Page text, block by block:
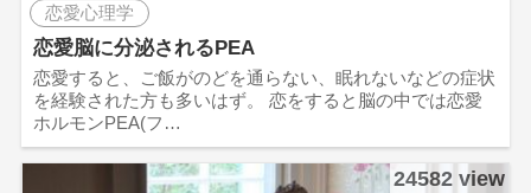
恋愛心理学
恋愛脳に分泌されるPEA
恋愛すると、ご飯がのどを通らない、眠れないなどの症状
を経験された方も多いはず。 恋をすると脳の中では恋愛
ホルモンPEA(フ…
24582 view